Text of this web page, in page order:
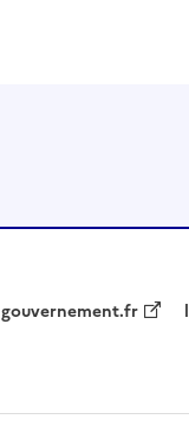
gouvernement.fr